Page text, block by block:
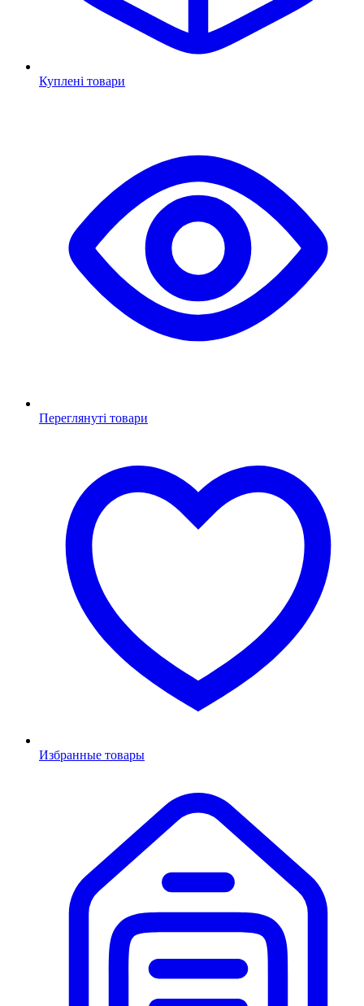
Куплені товари
Переглянуті товари
Избранные товары